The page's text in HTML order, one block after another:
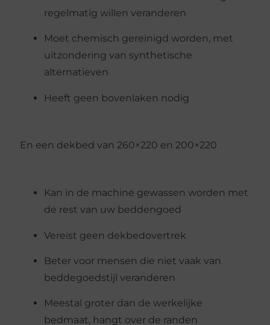
regelmatig willen veranderen
Moet chemisch gereinigd worden, met
uitzondering van synthetische
alternatieven
Heeft geen bovenlaken nodig
En een dekbed van 260×220 en 200×220
Kan in de machine gewassen worden met
de rest van uw beddengoed
Vereist geen dekbedovertrek
Beter voor mensen die niet vaak van
beddegoedstijl veranderen
Meestal groter dan de werkelijke
bedmaat, hangt over de randen